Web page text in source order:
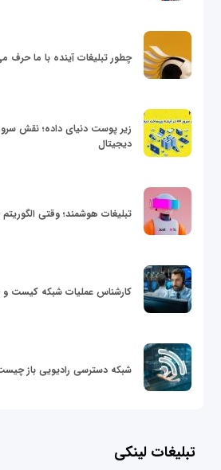
چطور تبلیغات آینده با ما حرف
دیجیتال
تبلیغات هوشمند؛ وقتی
کارشناس عملیات شبکه کیست و
شبکه دسترسی رادیویی باز
تبلیغات لینکی